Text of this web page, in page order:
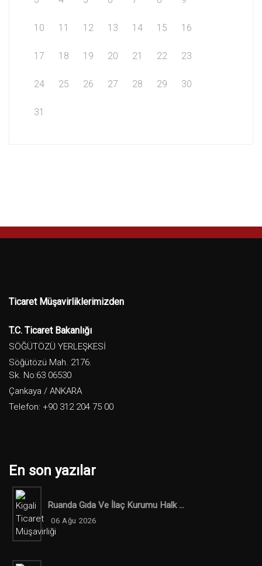
10 11 12 13 14 15 16
17 18 19 20 21 22 23
24 25 26 27 28 29 30
31
Ticaret Müşavirliklerimizden
T.C. Ticaret Bakanlığı
SÖĞÜTÖZÜ YERLEŞKESİ
Söğütözü Mah. 2176.
Sk. No:63 06530
Çankaya / ANKARA
Telefon: +90 312 204 75 00
En son yazılar
Ruanda Gıda Ve İlaç Kurumu Halk ...
06 Ağu 2026